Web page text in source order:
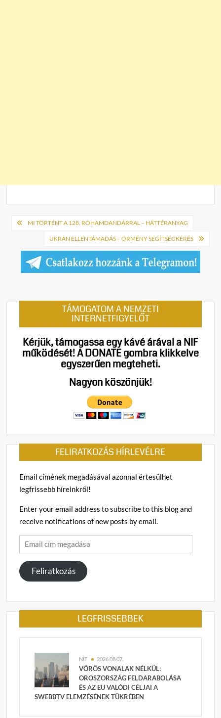
Bejegyzés
navigáció
MI TÖRTÉNT A 128. ROHAMDANDÁRRAL – HÁTTÉRANYAG
UKRÁN ELLENTÁMADÁS – ÖRMÉNY SEGÍTSÉGKÉRÉS
TÁMOGATOM A NEMZETI
INTERNETFIGYELŐT
Kérjük, támogassa egy kávé árával a NIF
működését!A DONATE gombra klikkelve
egyszerűen megteheti.
Nagyon köszönjük!
FELIRATKOZÁS HÍRLEVÉLRE
Email címének megadásával azonnal értesülhet
legfrissebb híreinkről!
Enter your email address to subscribe to this blog and
receive notifications of new posts by email.
Email
cím
megadása
Feliratkozás
LEGFRISSEBBEK
NIF 2026.08.07.
VÖRÖS VONALAK NÉLKÜL:
OROSZORSZÁG FELDARABOLÁSA
ÉS AZ EU VALÓDI CÉLJAI A
SWEBBTV ELEMZÉSÉNEK TÜKRÉBEN